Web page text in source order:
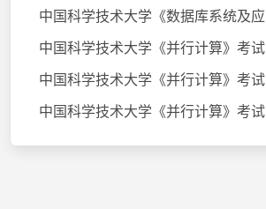
中国科学技术大学《数据库系统及应
中国科学技术大学《并行计算》考试
中国科学技术大学《并行计算》考试
中国科学技术大学《并行计算》考试